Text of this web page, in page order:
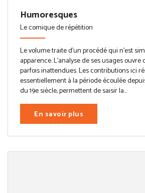
Humoresques
Le comique de répétition
Le volume traite d’un procédé qui n’est
apparence. L’analyse de ses usages ouvre
parfois inattendues. Les contributions ici
essentiellement à la période écoulée
du 19e siècle, permettent de saisir la...
En savoir plus